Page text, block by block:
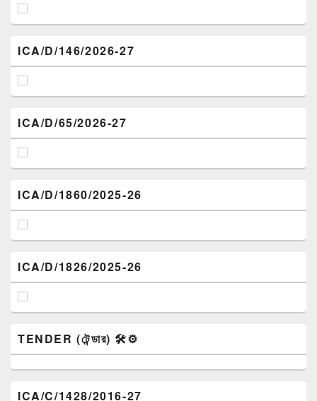
ICA/D/146/2026-27
ICA/D/65/2026-27
ICA/D/1860/2025-26
ICA/D/1826/2025-26
TENDER (টেন্ডার) 🛠️⚙️
ICA/C/1428/2016-27